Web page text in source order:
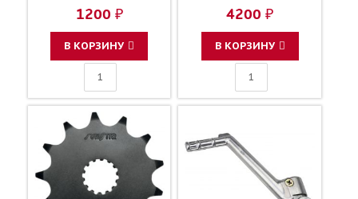
1200 ₽
В КОРЗИНУ
4200 ₽
В КОРЗИНУ